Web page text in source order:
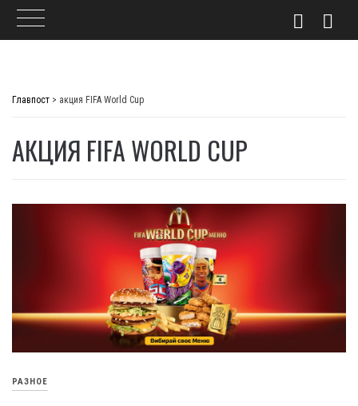
Главпост > акция FIFA World Cup
АКЦИЯ FIFA WORLD CUP
РАЗНОЕ